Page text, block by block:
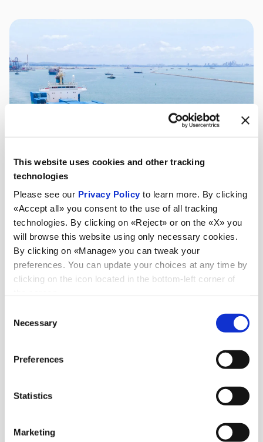
This website uses cookies and other tracking
technologies
Please see our Privacy Policy to learn more. By clicking
«Accept all» you consent to the use of all tracking
technologies. By clicking on «Reject» or on the «X» you
will browse this website using only necessary cookies.
By clicking on «Manage» you can tweak your
preferences. You can update your choices at any time by
clicking on the icon located in the bottom-left corner of
Selection
Necessary
Preferences
Statistics
Marketing
Guarda tutte le news